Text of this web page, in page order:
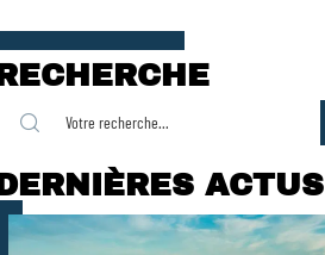
RECHERCHE
DERNIÈRES ACTUS